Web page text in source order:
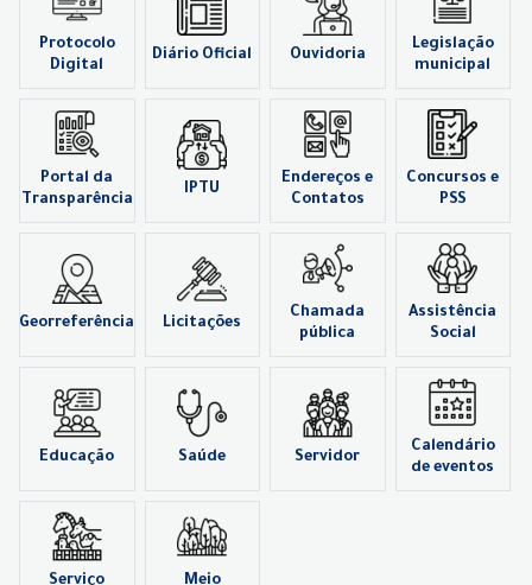
Protocolo
Digital
Diário Oficial Ouvidoria
Legislação
municipal
Portal da
Transparência
IPTU
Endereços e
Contatos
Concursos e
PSS
Georreferência Licitações
Chamada
pública
Assistência
Social
Educação Saúde Servidor
Calendário
de eventos
Serviço Meio